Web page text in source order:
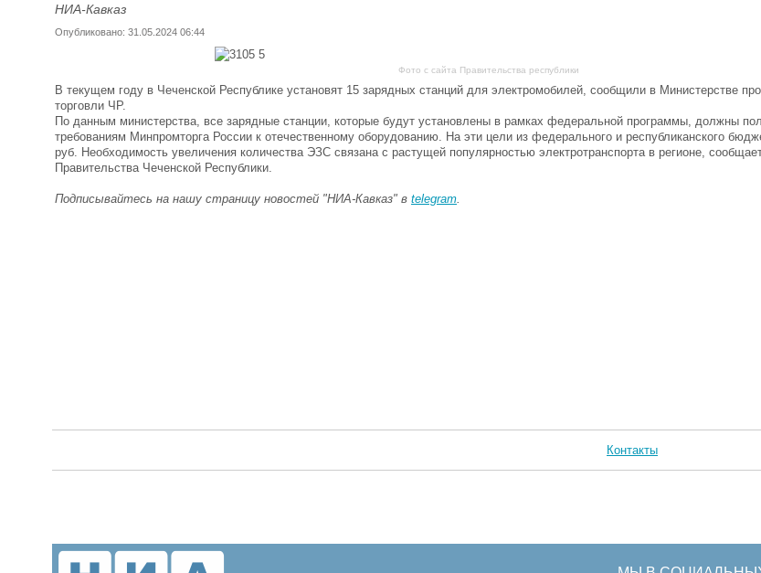
НИА-Кавказ
Опубликовано: 31.05.2024 06:44
Фото с сайта Правительства республики
В текущем году в Чеченской Республике установят 15 зарядных станций для электромобилей, сообщили в Министерстве
торговли ЧР.
По данным министерства, все зарядные станции, которые будут установлены в рамках федеральной программы, должны
требованиям Минпромторга России к отечественному оборудованию. На эти цели из федерального и республиканского
руб. Необходимость увеличения количества ЭЗС связана с растущей популярностью электротранспорта в регионе,
Правительства Чеченской Республики.
Подписывайтесь на нашу страницу новостей "НИА-Кавказ" в telegram
Контакты